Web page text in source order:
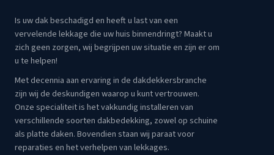
Is uw dak beschadigd en heeft u last van een
vervelende lekkage die uw huis binnendringt? Maakt u
zich geen zorgen, wij begrijpen uw situatie en zijn er om
u te helpen!
Met decennia aan ervaring in de dakdekkersbranche
zijn wij de deskundigen waarop u kunt vertrouwen.
Onze specialiteit is het vakkundig installeren van
verschillende soorten dakbedekking, zowel op schuine
als platte daken. Bovendien staan wij paraat voor
reparaties en het verhelpen van lekkages.